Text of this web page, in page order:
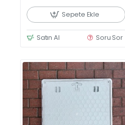
Sepete Ekle
Satın Al Soru Sor